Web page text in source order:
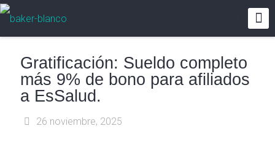
Gratificación: Sueldo completo
más 9% de bono para afiliados
a EsSalud.
26 noviembre, 2025